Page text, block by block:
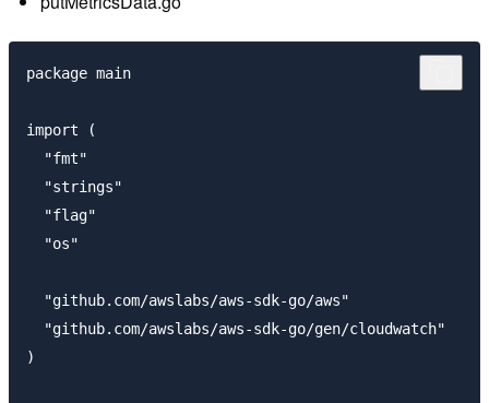
package main
import (
  "fmt"
  "strings"
  "flag"
  "os"
  "github.com/awslabs/aws-sdk-go/aws"
  "github.com/awslabs/aws-sdk-go/gen/cloudwatch"
)